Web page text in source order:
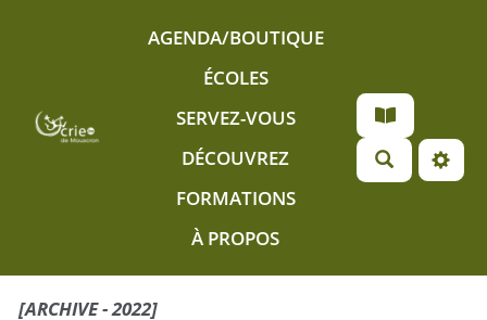
Aller au contenu principal
AGENDA/BOUTIQUE
ÉCOLES
SERVEZ-VOUS
DÉCOUVREZ
FORMATIONS
À PROPOS
[ARCHIVE - 2022]